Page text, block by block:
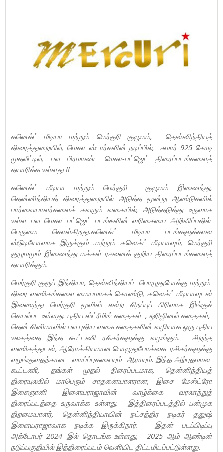
கனெக்ட் மீடியா மற்றும் மெர்குரி குழுமம், தென்னிந்தியத்
திரைத்துறையில், மெகா ஸ்டார்களின் நடிப்பில், சுமார் 925 கோடி
முதலீட்டில், பல பிரமாண்ட மெகா-பட்ஜெட் திரைப்படங்களைத்
தயாரிக்க உள்ளது !!
கனெக்ட் மீடியா மற்றும் மெர்குரி குழுமம் இணைந்து,
தென்னிந்தியத் திரைத்துறையில் அடுத்த மூன்று ஆண்டுகளில்
பார்வையாளர்களைக் கவரும் வகையில், அடுத்தடுத்து உருவாக
உள்ள பல மெகா பட்ஜெட் படங்களின் வரிசையை அறிவிப்பதில்
பெருமை கொள்கிறது.கனெக்ட் மீடியா படங்களுக்கான
ஸ்டுடியோவாக இருக்கும் .மற்றும் கனெக்ட் மீடியாவும், மெர்குரி
குழுமமும் இணைந்து மக்கள் ரசனைக் குறிய திரைப்படங்களைத்
தயாரிக்கும்.
மெர்குரி குரூப் இந்தியா, தென்னிந்தியப் பொழுதுபோக்கு மற்றும்
திரை வணிகங்களை மையமாகக் கொண்டு, கனெக்ட் மீடியாவுடன்
இணைந்து மெர்குரி மூவிஸ் என்ற சிறப்புப் பிரிவாக இங்குச்
செயல்பட உள்ளது. புதிய ஸ்ட்ரீமிங் கதைகள் , ஒரிஜினல் கதைகள்,
தென் சினிமாவில் பல புதிய வகை கதைகளின் வழியாக ஒரு புதிய
உலகத்தை இந்த கூட்டணி ரசிகர்களுக்கு வழங்கும். சிறந்த
வணிகத்துடன், ஆரோக்கியமான பொழுதுபோக்கை ரசிகர்களுக்கு
வழங்குவதற்கான வாய்ப்புகளையும் ஆராயும். இந்த அற்புதமான
கூட்டணி, தங்கள் முதல் திரைப்படமாக, தென்னிந்தியத்
திரையுலகில் மாபெரும் சாதனையாளரான, இசை மேஸ்ட்ரோ
இசைஞானி இளையராஜாவின் வாழ்க்கை வரலாற்றுத்
திரைப்படத்தை உருவாக்க உள்ளது. இத்திரைப்படத்தில் பன்முக
திறமையாளர், தென்னிந்தியாவின் நட்சத்திர நடிகர் தனுஷ்
இளையராஜாவாக நடிக்க இருக்கிறார். இதன் படப்பிடிப்பு
அக்டோபர் 2024 இல் தொடங்க உள்ளது, 2025 ஆம் ஆண்டின்
நடுப்பகுதியில் இத்திரைப்படம் வெளியிட திட்டமிடப்பட்டுள்ளது.